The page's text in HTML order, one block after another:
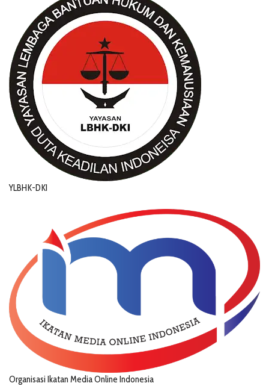
YLBHK-DKI
Organisasi Ikatan Media Online Indonesia